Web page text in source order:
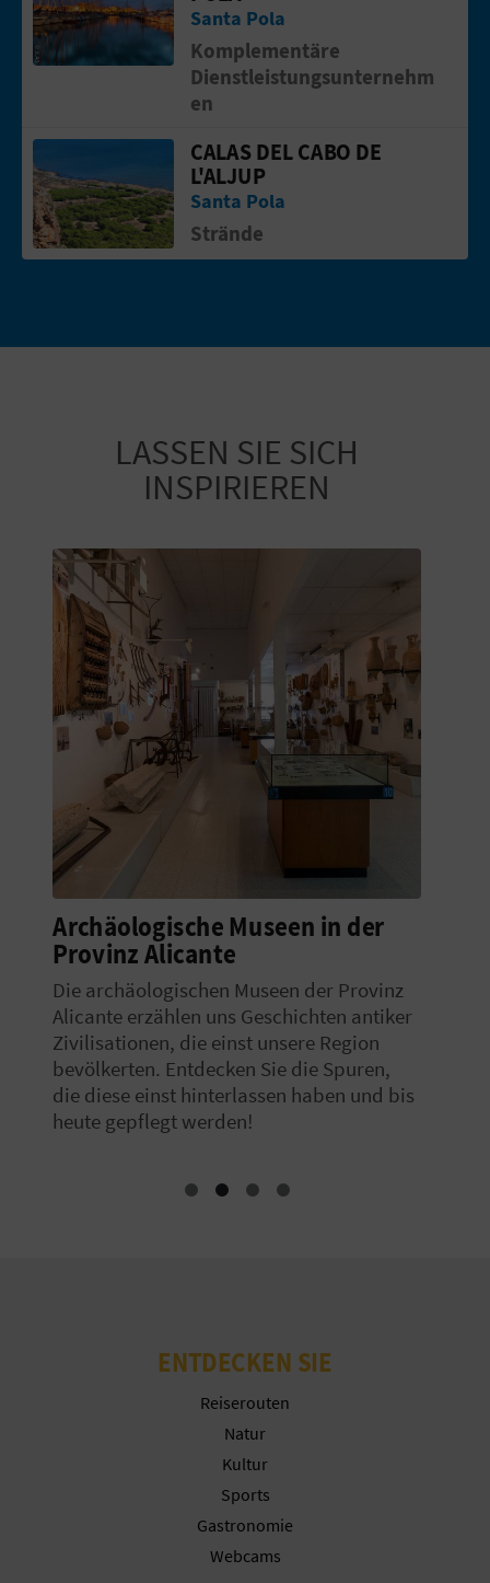
Santa Pola
Komplementäre
Dienstleistungsunternehm
en
Gehen Sie auf die Seite vonCalas del
CALAS DEL CABO DE
L'ALJUP
Santa Pola
Strände
LASSEN SIE SICH
INSPIRIEREN
Archäologische Museen in der
Provinz Alicante
Die archäologischen Museen der Provinz
Alicante erzählen uns Geschichten antiker
Zivilisationen, die einst unsere Region
bevölkerten. Entdecken Sie die Spuren,
die diese einst hinterlassen haben und bis
heute gepflegt werden!
ENTDECKEN SIE
Reiserouten
Natur
Kultur
Sports
Gastronomie
Webcams